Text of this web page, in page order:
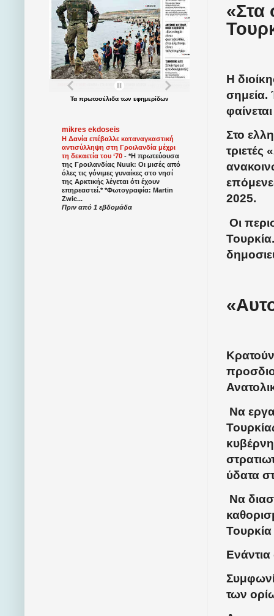
«Στα
Η
σημεία.
Στο
τριετές
2025.
Οι
Να
ύδατα
Να
Τουρκία
των
Τα πρωτοσέλιδατων εφημερίδων
mikres ekdoseis
Η Δανία επέβαλλε καταναγκαστική
αντισύλληψη στη Γροιλανδία μέχρι
τη δεκαετία του ‘70 - *Η πρωτεύουσα
της Γροιλανδίας Nuuk: Οι μισές από
όλες τις γόνιμες γυναίκες στο νησί
της Αρκτικής λέγεται ότι έχουν
επηρεαστεί.* *Φωτογραφία: Martin
Zwic...
Πριν από 1 εβδομάδα